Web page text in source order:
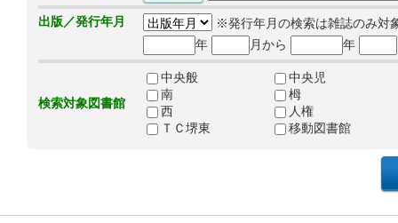
出版／発行年月
※発行年月の検索は雑誌のみ対
年
月から 年
検索対象図書館
中央般
中央児
南
栂
西
人権
ＴＣ堺東
移動図書館